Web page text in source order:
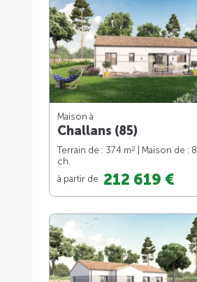
Maison à
Challans (85)
Terrain de : 374 m2
| Maison de :
ch.
à partir de 212 619 €